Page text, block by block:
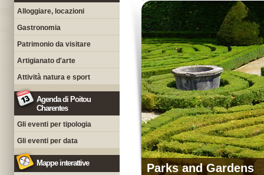
Alloggiare, locazioni
Gastronomia
Patrimonio da visitare
Artigianato d'arte
Attività natura e sport
Agenda di Poitou
Charentes
Gli eventi per tipologia
Gli eventi per data
Mappe interattive Parks and Gardens